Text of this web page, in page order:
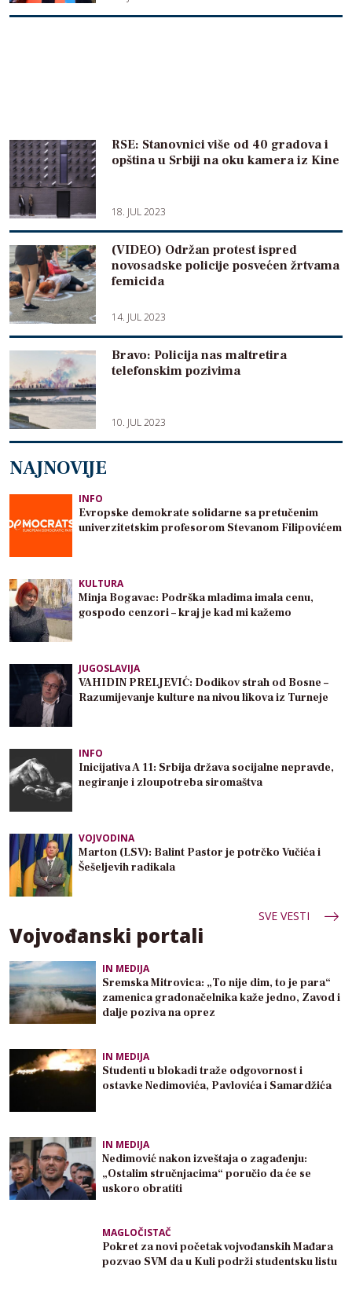
RSE: Stanovnici više od 40 gradova i
opština u Srbiji na oku kamera iz Kine
18. JUL 2023
(VIDEO) Održan protest ispred
novosadske policije posvećen žrtvama
femicida
14. JUL 2023
Bravo: Policija nas maltretira
telefonskim pozivima
10. JUL 2023
NAJNOVIJE
INFO
Evropske demokrate solidarne sa pretučenim
univerzitetskim profesorom Stevanom Filipovićem
KULTURA
Minja Bogavac: Podrška mladima imala cenu,
gospodo cenzori – kraj je kad mi kažemo
JUGOSLAVIJA
VAHIDIN PRELJEVIĆ: Dodikov strah od Bosne –
Razumijevanje kulture na nivou likova iz Turneje
INFO
Inicijativa A 11: Srbija država socijalne nepravde,
negiranje i zloupotreba siromaštva
VOJVODINA
Marton (LSV): Balint Pastor je potrčko Vučića i
Šešeljevih radikala
SVE VESTI
Vojvođanski portali
IN MEDIJA
Sremska Mitrovica: „To nije dim, to je para“
zamenica gradonačelnika kaže jedno, Zavod i
dalje poziva na oprez
IN MEDIJA
Studenti u blokadi traže odgovornost i
ostavke Nedimovića, Pavlovića i Samardžića
IN MEDIJA
Nedimović nakon izveštaja o zagađenju:
„Ostalim stručnjacima“ poručio da će se
uskoro obratiti
MAGLOČISTAČ
Pokret za novi početak vojvođanskih Mađara
pozvao SVM da u Kuli podrži studentsku listu